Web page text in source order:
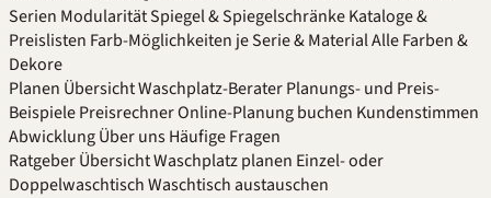
Serien ModularitätSpiegel & SpiegelschränkeKataloge &
Preislisten Farb-Möglichkeiten je Serie & MaterialAlle Farben &
Dekore
Planen ÜbersichtWaschplatz-BeraterPlanungs- und Preis-
BeispielePreisrechnerOnline-Planung buchen Kundenstimmen
AbwicklungÜber unsHäufige Fragen
RatgeberÜbersichtWaschplatz planen Einzel- oder
DoppelwaschtischWaschtisch austauschen